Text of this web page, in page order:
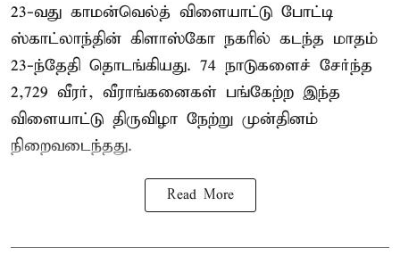
23-வது காமன்வெல்த் விளையாட்டு போட்டி
ஸ்காட்லாந்தின் கிளாஸ்கோ நகரில் கடந்த மாதம்
23-ந்தேதி தொடங்கியது. 74 நாடுகளைச் சேர்ந்த
2,729 வீரர், வீராங்கனைகள் பங்கேற்ற இந்த
விளையாட்டு திருவிழா நேற்று முன்தினம்
நிறைவடைந்தது.
Read More